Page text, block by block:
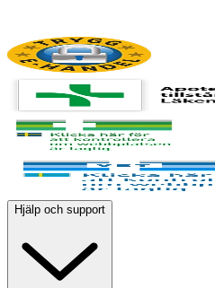
Hjälp och support